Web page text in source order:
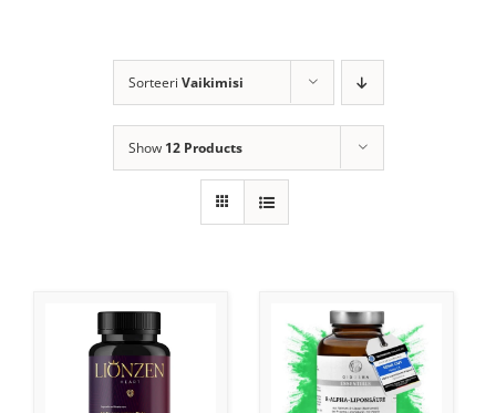
Sorteeri Vaikimisi
Show 12 Products